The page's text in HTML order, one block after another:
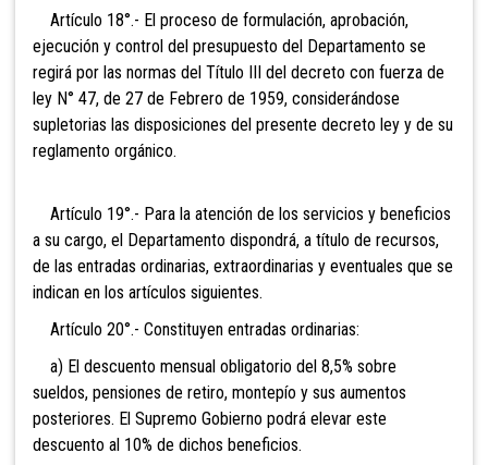
Artículo 18°.- El proceso de formulación, aprobación,
ejecución y control del presupuesto del Departamento se
regirá por las normas del Título III del decreto con fuerza de
ley N° 47, de 27 de Febrero de 1959, considerándose
supletorias las disposiciones del presente decreto ley y de su
reglamento orgánico.
Artículo 19°.- Para la atención de los servicios y beneficios
a su cargo, el Departamento dispondrá, a título de recursos,
de las entradas ordinarias, extraordinarias y eventuales que se
indican en los artículos siguientes.
Artículo 20°.- Constituyen entradas ordinarias:
a) El descuento mensual obligatorio del 8,5% sobre
sueldos, pensiones de retiro, montepío y sus aumentos
posteriores. El Supremo Gobierno podrá elevar este
descuento al 10% de dichos beneficios.